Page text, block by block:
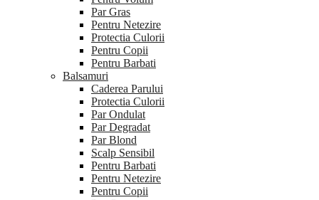
Par Gras
Pentru Netezire
Protectia Culorii
Pentru Copii
Pentru Barbati
Balsamuri
Caderea Parului
Protectia Culorii
Par Ondulat
Par Degradat
Par Blond
Scalp Sensibil
Pentru Barbati
Pentru Netezire
Pentru Copii